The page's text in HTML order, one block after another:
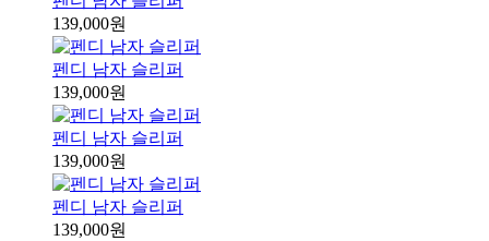
139,000원
펜디 남자 슬리퍼
139,000원
펜디 남자 슬리퍼
139,000원
펜디 남자 슬리퍼
139,000원